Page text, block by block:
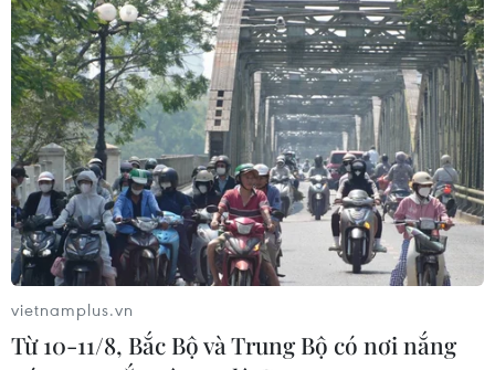
TIN CÙNG CHUYÊN MỤC
vietnamplus.vn
Từ 10-11/8, Bắc Bộ và Trung Bộ có nơi nắng